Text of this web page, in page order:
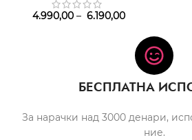
4.990,00 – 6.190,00
БЕСПЛАТНА
За нарачки над 3000 денари,
ние.